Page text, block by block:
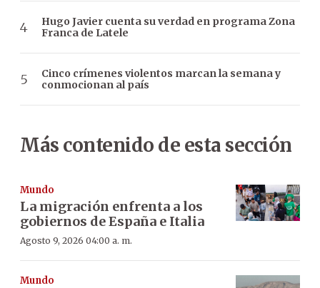
Hugo Javier cuenta su verdad en programa Zona
Franca de Latele
Cinco crímenes violentos marcan la semana y
conmocionan al país
Más contenido de esta sección
Mundo
La migración enfrenta a los
gobiernos de España e Italia
Agosto 9, 2026 04:00 a. m.
Mundo